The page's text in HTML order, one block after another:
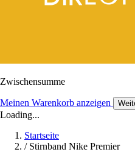
Zwischensumme
Meinen Warenkorb anzeigen
Loading...
Startseite
/ Stirnband Nike Premier